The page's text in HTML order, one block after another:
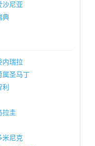
沙尼亚
典
内瑞拉
属圣马丁
利
拉圭
米尼克